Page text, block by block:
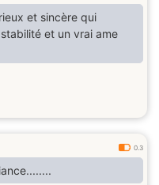
et sincère qui
et un vrai ame
0.3